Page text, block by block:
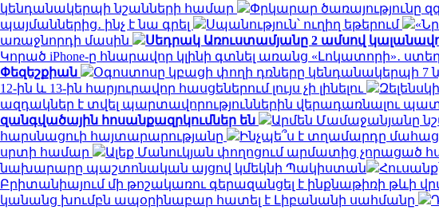
կենդանակերպի նշանների համար
Փրկարար ծառայությունը
պայմաններից․ ինչ է նա գրել
Սպանություն՝ ուղիղ եթերում
առաջնորդի մասին
Սեդրակ Առուստամյանը 2 ամսով
Կորած iPhone-ը հնարավոր կլինի գտնել առանց «Լոկատորի»․
Փեզեշքիան
Օգոստոսը կբացի փողի դռները կենդանակերպի 7
12-ին և 13-ին հարյուրավոր հասցեներում լույս չի լինելու
ազդակներ է տվել պարտավորություններին վերադառնալու
զանգվածային հոսանքազրկումներ են
Արմեն Մամաջանյանը
հարսնացուի հայտարարությանը
Ինչպե՞ս է տղամարդը
սրտի համար
Ալեք Մանուկյան փողոցում արմատից չորացած
նախարարը պաշտոնական այցով կմեկնի Պակիստան
Բրիտանիայում մի թոշակառու գերազանցել է ինքնաթիռի թևի վրա
կանանց խումբն ապօրինաբար հատել է Լիբանանի սահմանը